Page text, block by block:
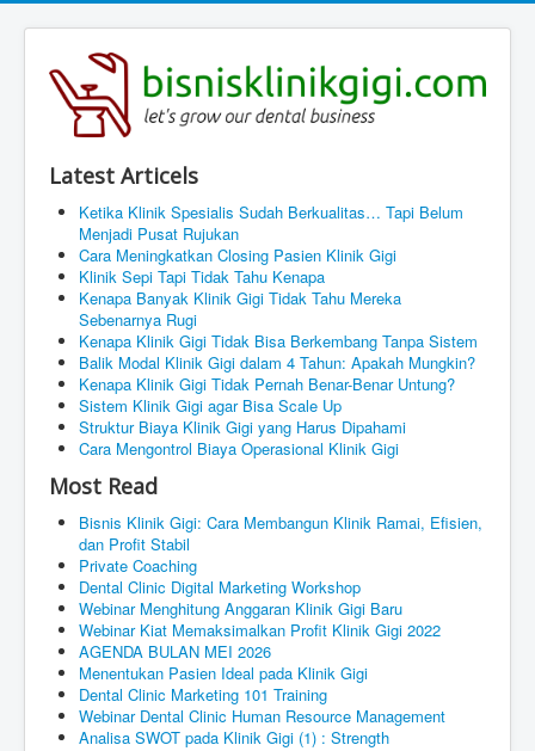
Latest Articels
Ketika Klinik Spesialis Sudah Berkualitas… Tapi Belum
Menjadi Pusat Rujukan
Cara Meningkatkan Closing Pasien Klinik Gigi
Klinik Sepi Tapi Tidak Tahu Kenapa
Kenapa Banyak Klinik Gigi Tidak Tahu Mereka
Sebenarnya Rugi
Kenapa Klinik Gigi Tidak Bisa Berkembang Tanpa Sistem
Balik Modal Klinik Gigi dalam 4 Tahun: Apakah Mungkin?
Kenapa Klinik Gigi Tidak Pernah Benar-Benar Untung?
Sistem Klinik Gigi agar Bisa Scale Up
Struktur Biaya Klinik Gigi yang Harus Dipahami
Cara Mengontrol Biaya Operasional Klinik Gigi
Most Read
Bisnis Klinik Gigi: Cara Membangun Klinik Ramai, Efisien,
dan Profit Stabil
Private Coaching
Dental Clinic Digital Marketing Workshop
Webinar Menghitung Anggaran Klinik Gigi Baru
Webinar Kiat Memaksimalkan Profit Klinik Gigi 2022
AGENDA BULAN MEI 2026
Menentukan Pasien Ideal pada Klinik Gigi
Dental Clinic Marketing 101 Training
Webinar Dental Clinic Human Resource Management
Analisa SWOT pada Klinik Gigi (1) : Strength